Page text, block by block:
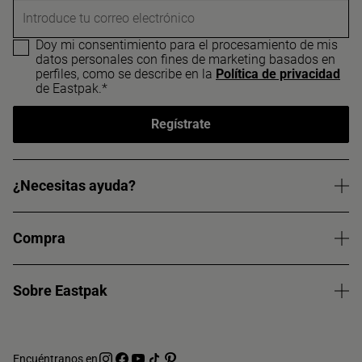
Introduce tu correo electrónico
Doy mi consentimiento para el procesamiento de mis
datos personales con fines de marketing basados en
perfiles, como se describe en la Política de privacidad
de Eastpak.*
Regístrate
¿Necesitas ayuda?
Compra
Sobre Eastpak
Encuéntranos en